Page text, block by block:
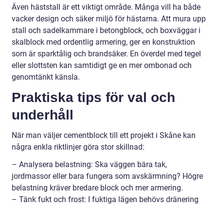
Även häststall är ett viktigt område. Många vill ha både
vacker design och säker miljö för hästarna. Att mura upp
stall och sadelkammare i betongblock, och boxväggar i
skalblock med ordentlig armering, ger en konstruktion
som är sparktålig och brandsäker. En överdel med tegel
eller slottsten kan samtidigt ge en mer ombonad och
genomtänkt känsla.
Praktiska tips för val och
underhåll
När man väljer cementblock till ett projekt i Skåne kan
några enkla riktlinjer göra stor skillnad:
– Analysera belastning: Ska väggen bära tak,
jordmassor eller bara fungera som avskärmning? Högre
belastning kräver bredare block och mer armering.
– Tänk fukt och frost: I fuktiga lägen behövs dränering